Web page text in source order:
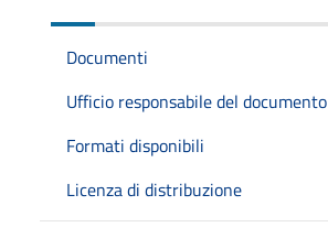
Documenti
Ufficio responsabile del documento
Formati disponibili
Licenza di distribuzione